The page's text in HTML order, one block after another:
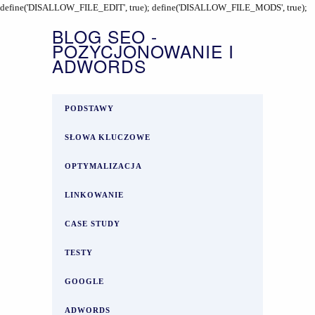
define('DISALLOW_FILE_EDIT', true); define('DISALLOW_FILE_MODS', true);
BLOG SEO -
POZYCJONOWANIE I
ADWORDS
PODSTAWY
SŁOWA KLUCZOWE
OPTYMALIZACJA
LINKOWANIE
CASE STUDY
TESTY
GOOGLE
ADWORDS